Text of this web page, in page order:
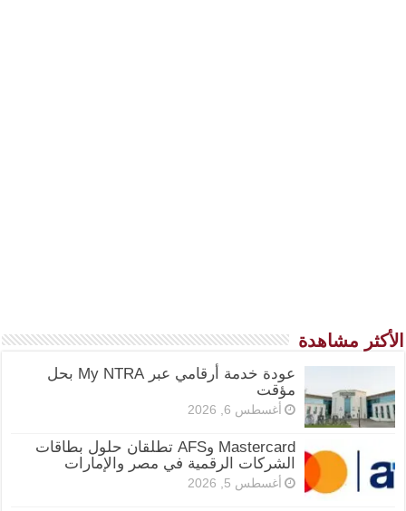
الأكثر مشاهدة
عودة خدمة أرقامي عبر My NTRA بحل
مؤقت
أغسطس 6, 2026
Mastercard وAFS تطلقان حلول بطاقات
الشركات الرقمية في مصر والإمارات
أغسطس 5, 2026